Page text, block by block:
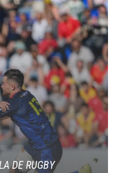
DE RUGBY